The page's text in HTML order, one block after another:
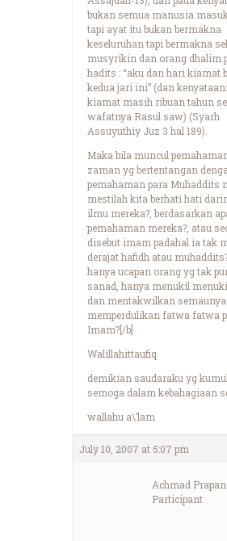
bukan semua manusia
tapi ayat itu bukan bermakna
keseluruhan tapi bermakna
musyrikin dan orang
hadits : “aku dan hari kiamat
kedua jari ini” (dan
kiamat masih ribuan tahun
wafatnya Rasul saw) (Syarh
Assuyuthiy Juz 3 hal 189).
Maka bila muncul
zaman yg bertentangan
pemahaman para Muhaddits
mestilah kita berhati hati
ilmu mereka?, berdasarkan
pemahaman mereka?, atau
disebut imam padahal ia tak
derajat hafidh atau
hanya ucapan orang yg tak
sanad, hanya menukil
dan mentakwilkan semaunya
memperdulikan fatwa fatwa
Imam?[/b]
Walillahittaufiq
demikian saudaraku yg
semoga dalam kebahagiaan
wallahu a\’lam
July 10, 2007 at 5:07 pm
Achmad
Participant